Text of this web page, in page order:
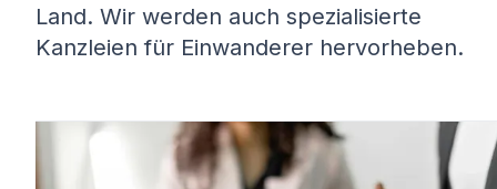
Land. Wir werden auch spezialisierte
Kanzleien für Einwanderer hervorheben.